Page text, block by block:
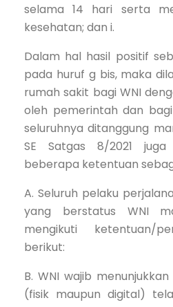
selama 14 hari serta
kesehatan; dan i.
Dalam hal hasil positif
pada huruf g bis, maka
rumah sakit bagi WNI
oleh pemerintah dan
seluruhnya ditanggung
SE Satgas 8/2021
beberapa ketentuan
A. Seluruh pelaku
yang berstatus WNI
mengikuti ketentuan/
berikut:
B. WNI wajib
(fisik maupun digital)